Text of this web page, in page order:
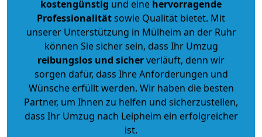
kostengünstig und eine hervorragende
Professionalitätsowie Qualität bietet. Mit
unserer Unterstützung in Mülheim an der Ruhr
können Sie sicher sein, dass Ihr Umzug
reibungslos und sicherverläuft, denn wir
sorgen dafür, dass Ihre Anforderungen und
Wünsche erfüllt werden. Wir haben die besten
Partner, um Ihnen zu helfen und sicherzustellen,
dass Ihr Umzug nach Leipheim ein erfolgreicher
ist.